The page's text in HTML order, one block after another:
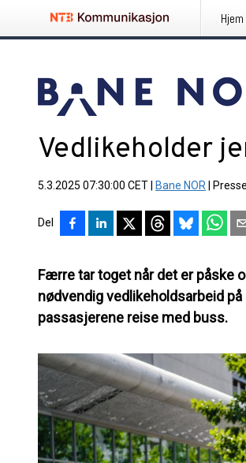
Hjem
Vedlikeholder
5.3.2025 07:30:00 CET Bane NOR
Del
Færre tar toget når det er påske
nødvendig vedlikeholdsarbeid
passasjerene reise med buss.